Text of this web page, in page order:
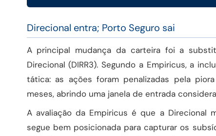
Direcional entra; Porto Seguro sai
A principal mudança da carteira foi a
Direcional (DIRR3). Segundo a Empiricus, a
tática: as ações foram penalizadas pela
meses, abrindo uma janela de entrada
A avaliação da Empiricus é que a Direcional
segue bem posicionada para capturar os